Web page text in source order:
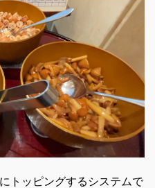
トッピングするシステムで